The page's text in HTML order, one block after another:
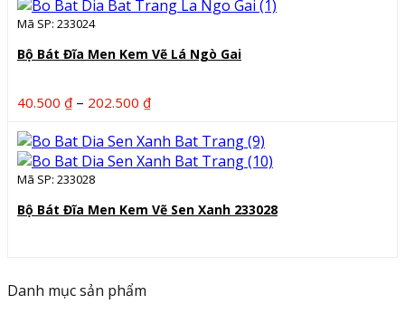
Mã SP: 233024
Bộ Bát Đĩa Men Kem Vẽ Lá Ngò Gai
40.500 ₫ – 202.500 ₫Khoảng
từ
40.500 ₫
202.500 ₫
Mã SP: 233028
Bộ Bát Đĩa Men Kem Vẽ Sen Xanh 233028
Danh mục sản phẩm